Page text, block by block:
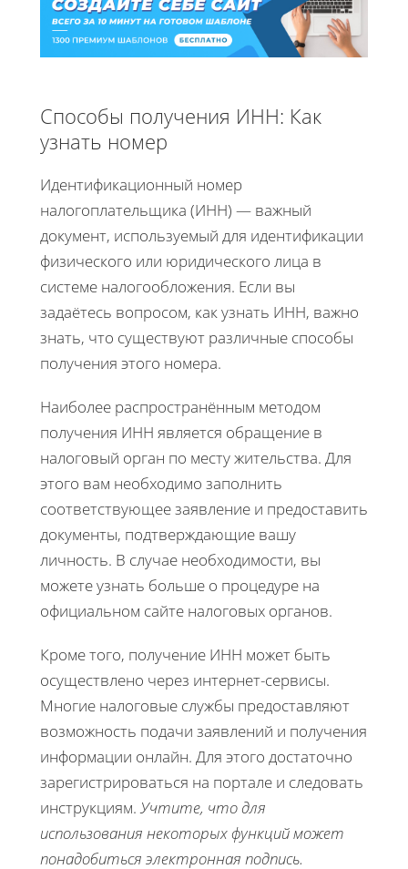
Способы получения ИНН: Как
узнать номер
Идентификационный номер
налогоплательщика (ИНН) — важный
документ, используемый для идентификации
физического или юридического лица в
системе налогообложения. Если вы
задаётесь вопросом, как узнать ИНН, важно
знать, что существуют различные способы
получения этого номера.
Наиболее распространённым методом
получения ИНН является обращение в
налоговый орган по месту жительства. Для
этого вам необходимо заполнить
соответствующее заявление и предоставить
документы, подтверждающие вашу
личность. В случае необходимости, вы
можете узнать больше о процедуре на
официальном сайте налоговых органов.
Кроме того, получение ИНН может быть
осуществлено через интернет-сервисы.
Многие налоговые службы предоставляют
возможность подачи заявлений и получения
информации онлайн. Для этого достаточно
зарегистрироваться на портале и следовать
инструкциям.Учтите, что для
использования некоторых функций может
понадобиться электронная подпись.